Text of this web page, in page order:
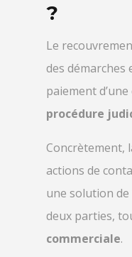
?
Le
des
paiement d’une
procédure
Concrètement,
actions de
une solution
deux parties,
commerciale.